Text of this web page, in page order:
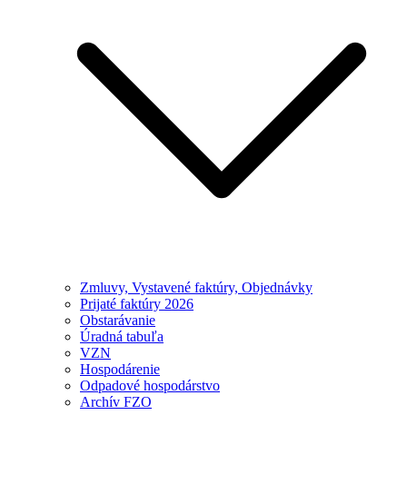
Zmluvy, Vystavené faktúry, Objednávky
Prijaté faktúry 2026
Obstarávanie
Úradná tabuľa
VZN
Hospodárenie
Odpadové hospodárstvo
Archív FZO